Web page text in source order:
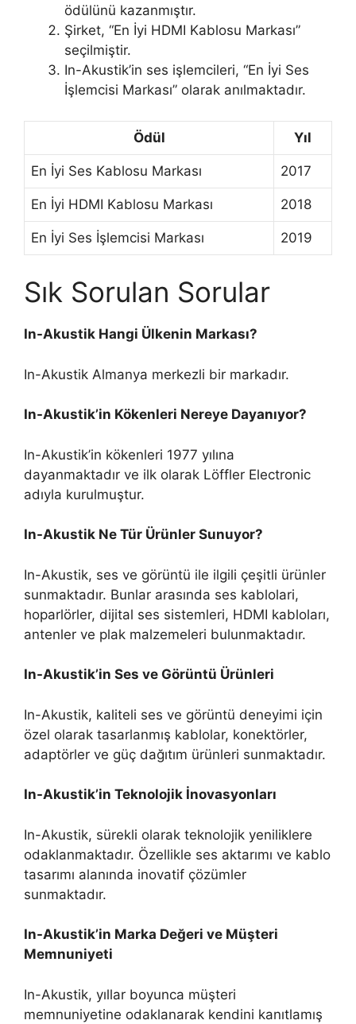
ödülünü kazanmıştır.
Şirket, “En İyi HDMI Kablosu Markası”
seçilmiştir.
In-Akustik’in ses işlemcileri, “En İyi Ses
İşlemcisi Markası” olarak anılmaktadır.
Ödül Yıl
En İyi Ses Kablosu Markası 2017
En İyi HDMI Kablosu Markası 2018
En İyi Ses İşlemcisi Markası 2019
Sık Sorulan Sorular
In-Akustik Hangi Ülkenin Markası?
In-Akustik Almanya merkezli bir markadır.
In-Akustik’in Kökenleri Nereye Dayanıyor?
In-Akustik’in kökenleri 1977 yılına
dayanmaktadır ve ilk olarak Löffler Electronic
adıyla kurulmuştur.
In-Akustik Ne Tür Ürünler Sunuyor?
In-Akustik, ses ve görüntü ile ilgili çeşitli ürünler
sunmaktadır. Bunlar arasında ses kablolari,
hoparlörler, dijital ses sistemleri, HDMI kabloları,
antenler ve plak malzemeleri bulunmaktadır.
In-Akustik’in Ses ve Görüntü Ürünleri
In-Akustik, kaliteli ses ve görüntü deneyimi için
özel olarak tasarlanmış kablolar, konektörler,
adaptörler ve güç dağıtım ürünleri sunmaktadır.
In-Akustik’in Teknolojik İnovasyonları
In-Akustik, sürekli olarak teknolojik yeniliklere
odaklanmaktadır. Özellikle ses aktarımı ve kablo
tasarımı alanında inovatif çözümler
sunmaktadır.
In-Akustik’in Marka Değeri ve Müşteri
Memnuniyeti
In-Akustik, yıllar boyunca müşteri
memnuniyetine odaklanarak kendini kanıtlamış